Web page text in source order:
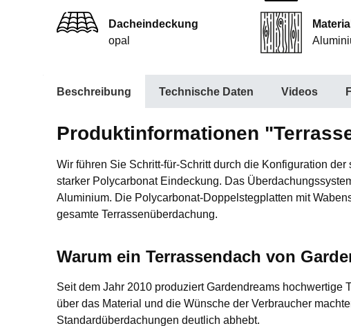
Dacheindeckung
opal
Beschreibung Technische Daten Videos
Produktinformationen
Wir führen Sie Schritt-für-Schritt durch die Konfiguration
starker Polycarbonat Eindeckung. Das
Aluminium. Die Polycarbonat-Doppelstegplatten mit
gesamte Terrassenüberdachung.
Warum ein Terrassendach von
Seit dem Jahr 2010 produziert Gardendreams
über das Material und die Wünsche der Verbraucher
Standardüberdachungen deutlich abhebt.